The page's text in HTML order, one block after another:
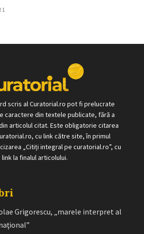
scris al Curatorial.ro pot fi prelucrate
caractere din textele publicate, fără a
articolul citat. Este obligatorie citarea
cu link către site, în primul
„Citiți integral pe curatorial.ro”, cu
link la finalul articolului.
Grigorescu, „marele interpret al